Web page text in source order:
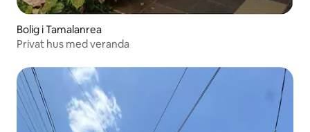
Bolig i Tamalanrea
Privat hus med veranda